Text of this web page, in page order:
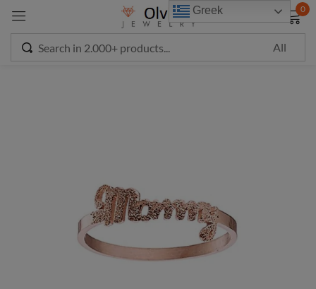
0
Greek
Sign in
LOG IN
CREATE AN ACCOUNT
modal-check